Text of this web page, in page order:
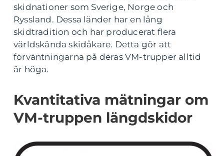
skidnationer som Sverige, Norge och
Ryssland. Dessa länder har en lång
skidtradition och har producerat flera
världskända skidåkare. Detta gör att
förväntningarna på deras VM-trupper alltid
är höga.
Kvantitativa mätningar om
VM-truppen längdskidor